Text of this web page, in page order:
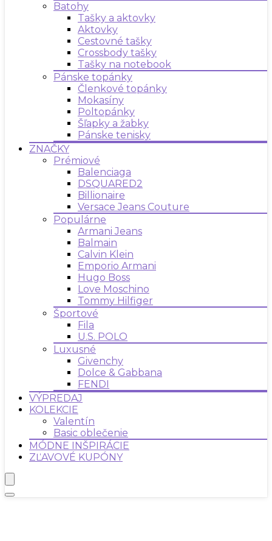
Batohy
Tašky a aktovky
Aktovky
Cestovné tašky
Crossbody tašky
Tašky na notebook
Pánske topánky
Členkové topánky
Mokasíny
Poltopánky
Šľapky a žabky
Pánske tenisky
ZNAČKY
Prémiové
Balenciaga
DSQUARED2
Billionaire
Versace Jeans Couture
Populárne
Armani Jeans
Balmain
Calvin Klein
Emporio Armani
Hugo Boss
Love Moschino
Tommy Hilfiger
Športové
Fila
U.S. POLO
Luxusné
Givenchy
Dolce & Gabbana
FENDI
VÝPREDAJ
KOLEKCIE
Valentín
Basic oblečenie
MÓDNE INŠPIRÁCIE
ZĽAVOVÉ KUPÓNY